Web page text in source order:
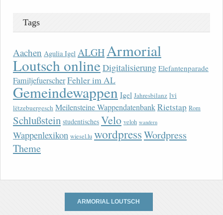
Tags
Aachen Agulia Igel ALGH Armorial
Loutsch onlineDigitalisierung Elefantenparade
FamiljefuerscherFehler im AL
Gemeindewappen Igel Jahresbilanz lvi
lëtzebuergesch Meilensteine WappendatenbankRietstap Rom
Schlußstein studentisches Velo veloh wandern
Wappenlexikon wiesel.lu wordpressWordpress
Theme
ARMORIAL LOUTSCH